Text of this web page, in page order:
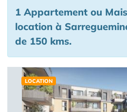
1 Appartement ou
location à
de 150 kms.
LOCATION